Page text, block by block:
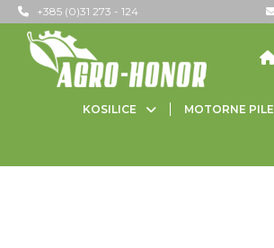
+385 (0)31 273 - 124
KOSILICE MOTORNE PILE